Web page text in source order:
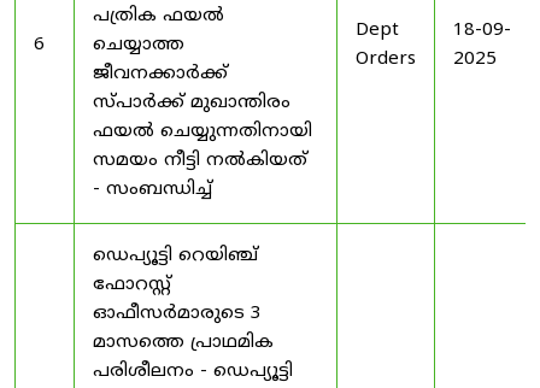
6
പത്രിക ഫയൽ
ചെയ്യാത്ത
ജീവനക്കാർക്ക്
സ്പാർക്ക് മുഖാന്തിരം
ഫയൽ ചെയ്യുന്നതിനായി
സമയം നീട്ടി നൽകിയത്
- സംബന്ധിച്ച്
Dept
Orders
18-09-
2025
ഡെപ്യൂട്ടി റെയിഞ്ച്
ഫോറസ്റ്റ്
ഓഫീസർമാരുടെ 3
മാസത്തെ പ്രാഥമിക
പരിശീലനം - ഡെപ്യൂട്ടി